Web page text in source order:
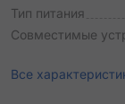
Тип питания
Совместимые
Все